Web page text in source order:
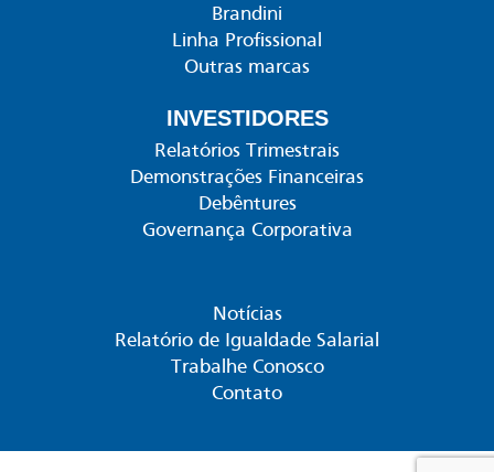
Brandini
Linha Profissional
Outras marcas
INVESTIDORES
Relatórios Trimestrais
Demonstrações Financeiras
Debêntures
Governança Corporativa
Notícias
Relatório de Igualdade Salarial
Trabalhe Conosco
Contato